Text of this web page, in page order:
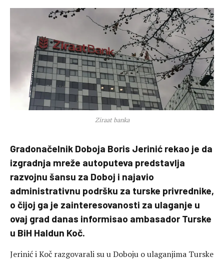
Ziraat banka
Gradonačelnik Doboja Boris Jerinić rekao je da
izgradnja mreže autoputeva predstavlja
razvojnu šansu za Doboj i najavio
administrativnu podršku za turske privrednike,
o čijoj ga je zainteresovanosti za ulaganje u
ovaj grad danas informisao ambasador Turske
u BiH Haldun Koč.
Jerinić i Koč razgovarali su u Doboju o ulaganjima Turske